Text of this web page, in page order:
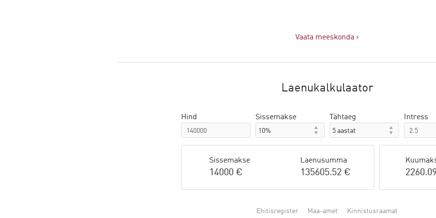
Vaata meeskonda ›
Laenukalkulaator
Hind Sissemakse Tähtaeg Intress
Sissemakse
14000 €
Laenusumma
135605.52 €
Ehitisregister Maa-amet Kinnistusraamat